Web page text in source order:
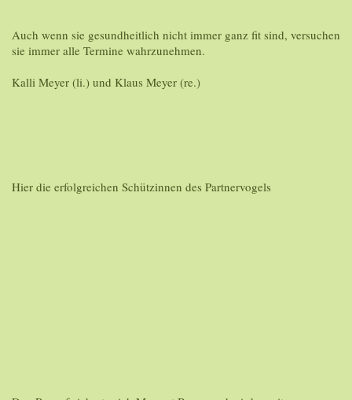
Auch wenn sie gesundheitlich nicht immer ganz fit sind, versuchen
sie immer alle Termine wahrzunehmen.
Kalli Meyer (li.) und Klaus Meyer (re.)
Hier die erfolgreichen Schützinnen des Partnervogels